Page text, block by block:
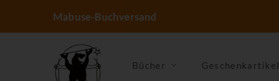
Mabuse-Buchversand
Bücher Geschenkartikel